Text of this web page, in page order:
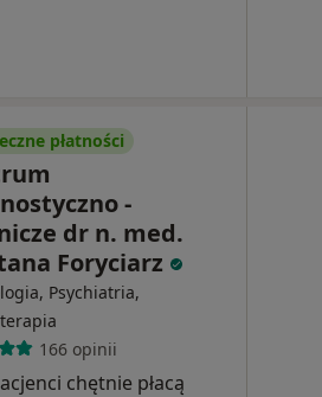
płatności
-
dr n. med.
Foryciarz
Psychiatria,
166 opinii
chętnie płacą